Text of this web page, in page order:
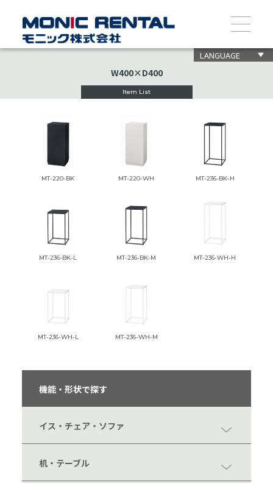
LANGUAGE
W400×D400
Item List
機能・形状で探す
イス・チェア・ソファ
机・テーブル
MT-220-BK MT-220-WH MT-236-BK-H
MT-236-BK-L MT-236-BK-M MT-236-WH-H
MT-236-WH-L MT-236-WH-M